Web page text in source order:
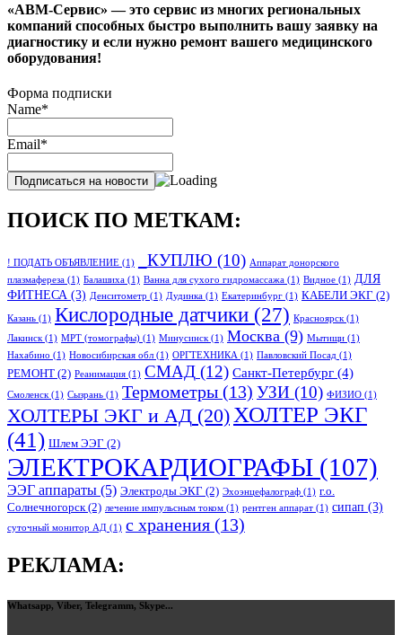
«АВМ-Сервис» — это сервис из многих региональных
компаний способных быстро выполнить вашу заявку на
диагностику и если нужно ремонт вашего медицинского
оборудования!
Форма подписки
Name*
Email*
ПОИСК ПО МЕТКАМ:
! ПОДАТЬ ОБЪЯВЛЕНИЕ (1) _КУПЛЮ (10) Аппарат донорского
плазмафереза (1) Балашиха (1) Ванна для сухого гидромассажа (1) Видное (1) ДЛЯ
ФИТНЕСА (3) Денситометр (1) Дудинка (1) Екатеринбург (1) КАБЕЛИ ЭКГ (2)
Казань (1) Кислородные датчики (27) Красноярск (1)
Лакинск (1) МРТ (томографы) (1) Минусинск (1) Москва (9) Мытищи (1)
Нахабино (1) Новосибирская обл (1) ОРГТЕХНИКА (1) Павловский Посад (1)
РЕМОНТ (2) Реанимация (1) СМАД (12) Санкт-Петербург (4)
Смоленск (1) Сызрань (1) Термометры (13) УЗИ (10) ФИЗИО (1)
ХОЛТЕРЫ ЭКГ и АД (20) ХОЛТЕР ЭКГ
(41) Шлем ЭЭГ (2)
ЭЛЕКТРОКАРДИОГРАФЫ (107)
ЭЭГ аппараты (5) Электроды ЭКГ (2) Эхоэнцефалограф (1) г.о.
Солнечногорск(2) лечение импульсным током (1) рентген аппарат (1) сипап (3)
суточный монитор АД (1) с хранения (13)
РЕКЛАМА:
Whatsapp, Viber, Telegramm, Skype...